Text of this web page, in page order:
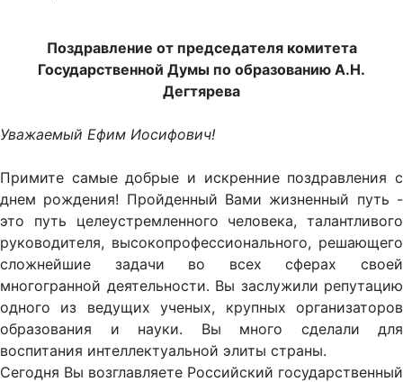
Поздравление от председателя комитета
Государственной Думы по образованию А.Н.
Дегтярева
Уважаемый Ефим Иосифович!
Примите самые добрые и искренние поздравления с
днем рождения! Пройденный Вами жизненный путь -
это путь целеустремленного человека, талантливого
руководителя, высокопрофессионального, решающего
сложнейшие задачи во всех сферах своей
многогранной деятельности. Вы заслужили репутацию
одного из ведущих ученых, крупных организаторов
образования и науки. Вы много сделали для
воспитания интеллектуальной элиты страны.
Сегодня Вы возглавляете Российский государственный